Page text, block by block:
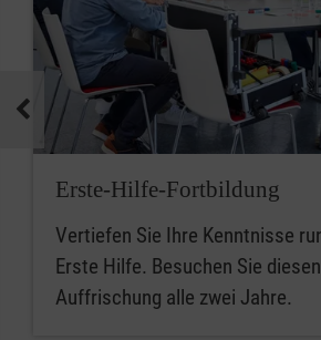
Erste-Hilfe-Fortbildung
Vertiefen Sie Ihre Kenntnisse
Erste Hilfe. Besuchen Sie
Auffrischung alle zwei Jahre.